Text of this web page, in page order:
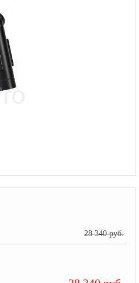
28 340 руб.